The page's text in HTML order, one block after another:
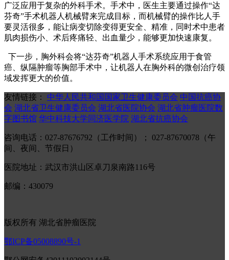
广泛应用于复杂的外科手术。手术中，医生主要通过操作“达
芬奇”手术机器人机械臂来完成目标，而机械臂的操作比人手
要灵活很多，能让病变切除变得更安全、精准，同时术中患者
肌肉损伤小、术后疼痛轻、出血量少，能够更加快速康复。
下一步，胸外科会将“达芬奇”机器人手术系统应用于食管
癌、纵隔肿瘤等胸部手术中，让机器人在胸外科的微创治疗领
域发挥更大的价值。
友情链接： 中华人民共和国国家卫生健康委员会 中国抗癌协
会 湖北省卫生健康委员会 湖北省医院协会 湖北省肿瘤医院数
字图书馆 华中科技大学同济医学院 湖北省抗癌协会
咨询电话：027-87676792（工作时间）； 027-87670078（午
间、夜间、节假日）
医院地址：武汉市洪山区卓刀泉南路116号
邮编：430079
版权所有 湖北省肿瘤医院
鄂ICP备05008890号-1